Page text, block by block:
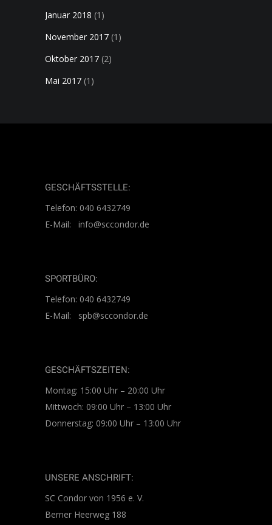
Januar 2018 (1)
November 2017 (1)
Oktober 2017 (2)
Mai 2017 (1)
GESCHÄFTSSTELLE:
Telefon: 040 6432749
E-Mail: info@sccondor.de
SPORTBÜRO:
Telefon: 040 6432749
E-Mail: spb@sccondor.de
GESCHÄFTSZEITEN:
Montag: 15:00 Uhr – 20:00 Uhr
Mittwoch: 09:00 Uhr – 13:00 Uhr
Donnerstag: 09:00 Uhr – 13:00 Uhr
UNSERE ANSCHRIFT:
SC Condor von 1956 e. V.
Berner Heerweg 188